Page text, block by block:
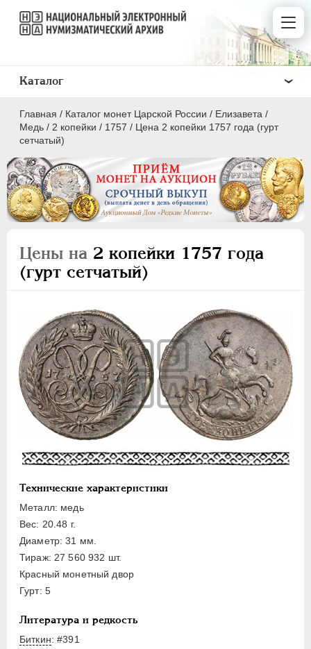
Главная / Каталог монет Царской России / Елизавета /
Медь / 2 копейки / 1757 / Цена 2 копейки 1757 года (гурт
сетчатый)
Цены на 2 копейки 1757 года
(гурт сетчатый)
Технические характеристики
Металл: медь
Вес: 20.48 г.
Диаметр: 31 мм.
Тираж: 27 560 932 шт.
Красный монетный двор
Гурт: 5
Литература и редкость
Биткин: #391
Каталог
ПEТР I 1699 - 1725
ЕКАТЕРИНА I 1725-1727
АННА ИОАННОВНА 1730-1740
ИОАНН АНТОНОВИЧ 1740-1741
Золото
Серебро
Медь
5 копеек
2 копейки
1 копейка
Денга
Полушка
Для Пруссии
Ливонезы
Монетовидные
ПЕТР III
1762-1762
ПАВЕЛ I 1796-1801
АЛЕКСАНДР I